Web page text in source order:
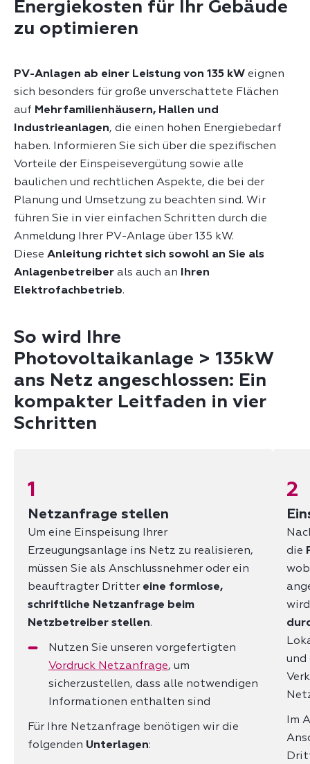
Energiekosten für Ihr Gebäude
zu optimieren
PV-Anlagen ab einer Leistung von 135 kW eignen
sich besonders für große unverschattete Flächen
auf Mehrfamilienhäusern, Hallen und
Industrieanlagen, die einen hohen Energiebedarf
haben. Informieren Sie sich über die spezifischen
Vorteile der Einspeisevergütung sowie alle
baulichen und rechtlichen Aspekte, die bei der
Planung und Umsetzung zu beachten sind. Wir
führen Sie in vier einfachen Schritten durch die
Anmeldung Ihrer PV-Anlage über 135 kW.
Diese Anleitung richtet sich sowohl an Sie als
Anlagenbetreiber als auch an Ihren
Elektrofachbetrieb.
So wird Ihre
Photovoltaikanlage > 135kW
ans Netz angeschlossen: Ein
kompakter Leitfaden in vier
Schritten
1
Netzanfrage stellen
Um eine Einspeisung Ihrer
Erzeugungsanlage ins Netz zu realisieren,
müssen Sie als Anschlussnehmer oder ein
beauftragter Dritter eine formlose,
schriftliche Netzanfrage beim
Netzbetreiber stellen.
Nutzen Sie unseren vorgefertigten
Vordruck Netzanfrage, um
sicherzustellen, dass alle notwendigen
Informationen enthalten sind
Für Ihre Netzanfrage benötigen wir die
folgenden Unterlagen:
2
die
und
Im